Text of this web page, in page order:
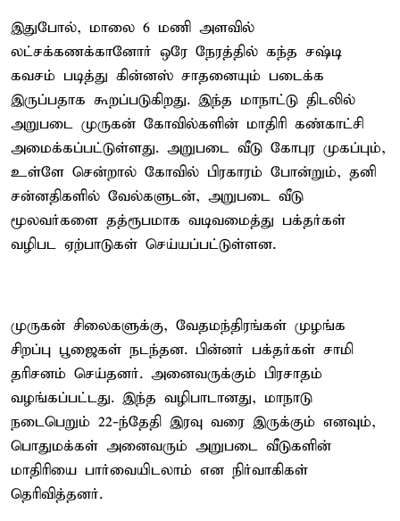
இதுபோல், மாலை 6 மணி அளவில்
லட்சக்கணக்கானோர் ஒரே நேரத்தில் கந்த சஷ்டி
கவசம் படித்து கின்னஸ் சாதனையும் படைக்க
இருப்பதாக கூறப்படுகிறது. இந்த மாநாட்டு திடலில்
அறுபடை முருகன் கோவில்களின் மாதிரி கண்காட்சி
அமைக்கப்பட்டுள்ளது. அறுபடை வீடு கோபுர முகப்பும்,
உள்ளே சென்றால் கோவில் பிரகாரம் போன்றும், தனி
சன்னதிகளில் வேல்களுடன், அறுபடை வீடு
மூலவர்களை தத்ரூபமாக வடிவமைத்து பக்தர்கள்
வழிபட ஏற்பாடுகள் செய்யப்பட்டுள்ளன.
முருகன் சிலைகளுக்கு, வேதமந்திரங்கள் முழங்க
சிறப்பு பூஜைகள் நடந்தன. பின்னர் பக்தர்கள் சாமி
தரிசனம் செய்தனர். அனைவருக்கும் பிரசாதம்
வழங்கப்பட்டது. இந்த வழிபாடானது, மாநாடு
நடைபெறும் 22-ந்தேதி இரவு வரை இருக்கும் எனவும்,
பொதுமக்கள் அனைவரும் அறுபடை வீடுகளின்
மாதிரியை பார்வையிடலாம் என நிர்வாகிகள்
தெரிவித்தனர்.